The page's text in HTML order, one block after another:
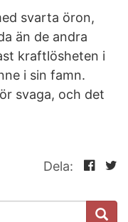
svarta öron,
än de andra
kraftlösheten i
i sin famn.
svaga, och det
Dela: